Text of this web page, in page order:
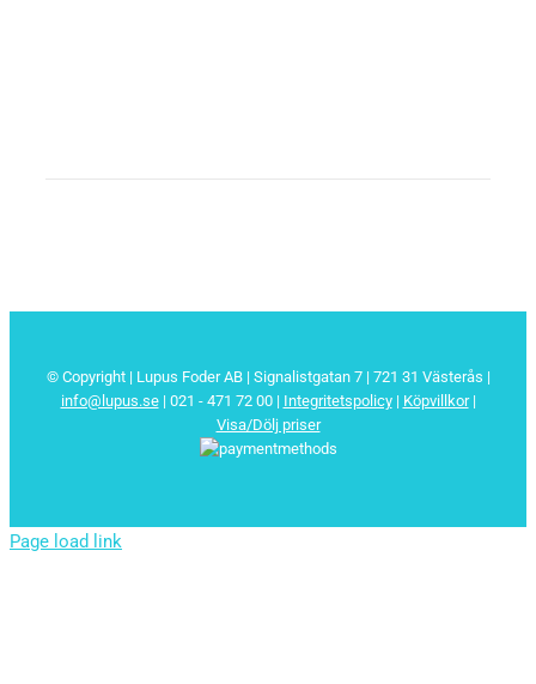
© Copyright | Lupus Foder AB | Signalistgatan 7 | 721 31 Västerås |
info@lupus.se| 021 - 471 72 00 | Integritetspolicy| Köpvillkor|
Visa/Dölj priser
Page load link